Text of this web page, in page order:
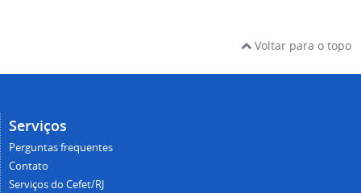
Voltar para o topo
Serviços
Perguntas frequentes
Contato
Serviços do Cefet/RJ